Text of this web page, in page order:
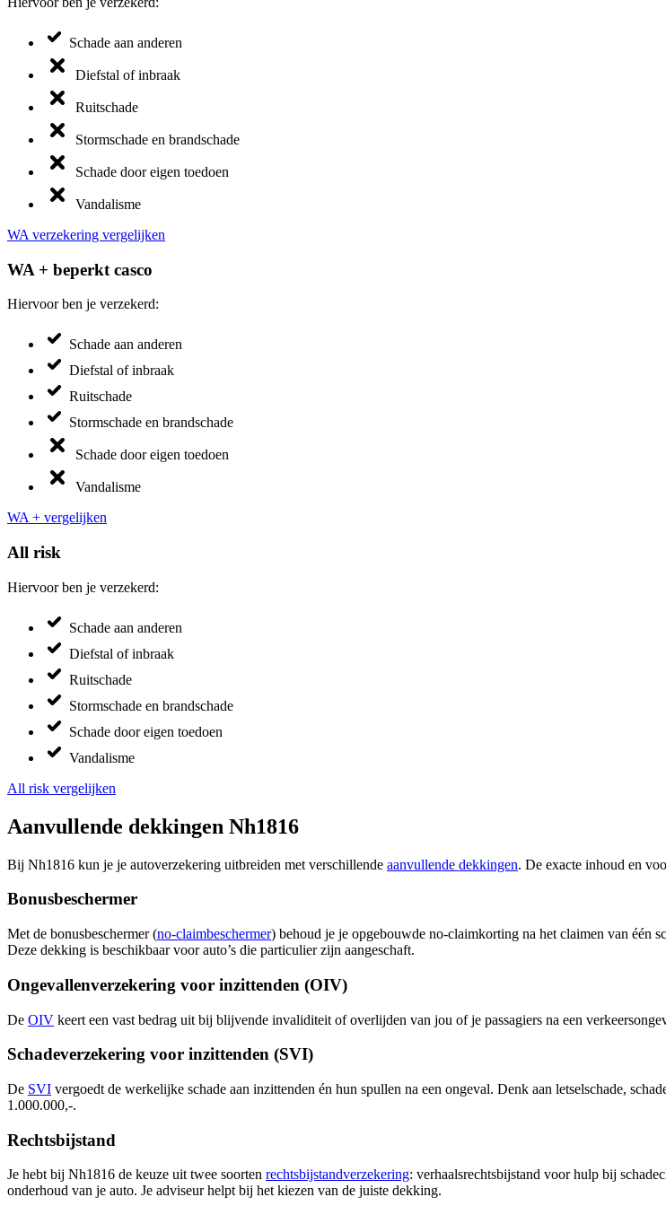
Schade aan anderen
Diefstal of inbraak
Ruitschade
Stormschade en brandschade
Schade door eigen toedoen
Vandalisme
WA verzekering vergelijken
WA + beperkt casco
Hiervoor ben je verzekerd:
Schade aan anderen
Diefstal of inbraak
Ruitschade
Stormschade en brandschade
Schade door eigen toedoen
Vandalisme
WA + vergelijken
All risk
Hiervoor ben je verzekerd:
Schade aan anderen
Diefstal of inbraak
Ruitschade
Stormschade en brandschade
Schade door eigen toedoen
Vandalisme
All risk vergelijken
Aanvullende dekkingen Nh1816
Bij Nh1816 kun je je autoverzekering uitbreiden met verschillende aanvullende dekkingen. De exacte inhoud en
Bonusbeschermer
Met de bonusbeschermer (no-claimbeschermer) behoud je je opgebouwde no-claimkorting na het claimen van één
Deze dekking is beschikbaar voor auto’s die particulier zijn aangeschaft.
Ongevallenverzekering voor inzittenden (OIV)
De OIV keert een vast bedrag uit bij blijvende invaliditeit of overlijden van jou of je passagiers na een
Schadeverzekering voor inzittenden (SVI)
De SVI vergoedt de werkelijke schade aan inzittenden én hun spullen na een ongeval. Denk aan letselschade,
1.000.000,-.
Rechtsbijstand
Je hebt bij Nh1816 de keuze uit twee soorten rechtsbijstandverzekering: verhaalsrechtsbijstand voor hulp bij
onderhoud van je auto. Je adviseur helpt bij het kiezen van de juiste dekking.